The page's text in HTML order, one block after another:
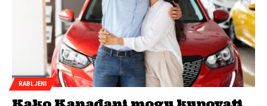
RABLJENI